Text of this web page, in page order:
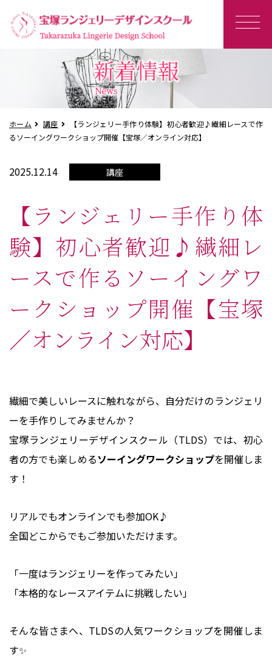
ホーム 講座
【ランジェリー手作り体験】初心者歓迎♪繊細レースで作
るソーイングワークショップ開催【宝塚／オンライン対応】
2025.12.14 講座
【ランジェリー手作り体
験】初心者歓迎♪繊細レ
ースで作るソーイングワ
ークショップ開催【宝塚
／オンライン対応】
繊細で美しいレースに触れながら、自分だけのランジェリ
ーを手作りしてみませんか？
宝塚ランジェリーデザインスクール（TLDS）では、初心
者の方でも楽しめるソーイングワークショップを開催しま
す！
リアルでもオンラインでも参加OK♪
全国どこからでもご参加いただけます。
「一度はランジェリーを作ってみたい」
「本格的なレースアイテムに挑戦したい」
そんな皆さまへ、TLDSの人気ワークショップを開催しま
す✨